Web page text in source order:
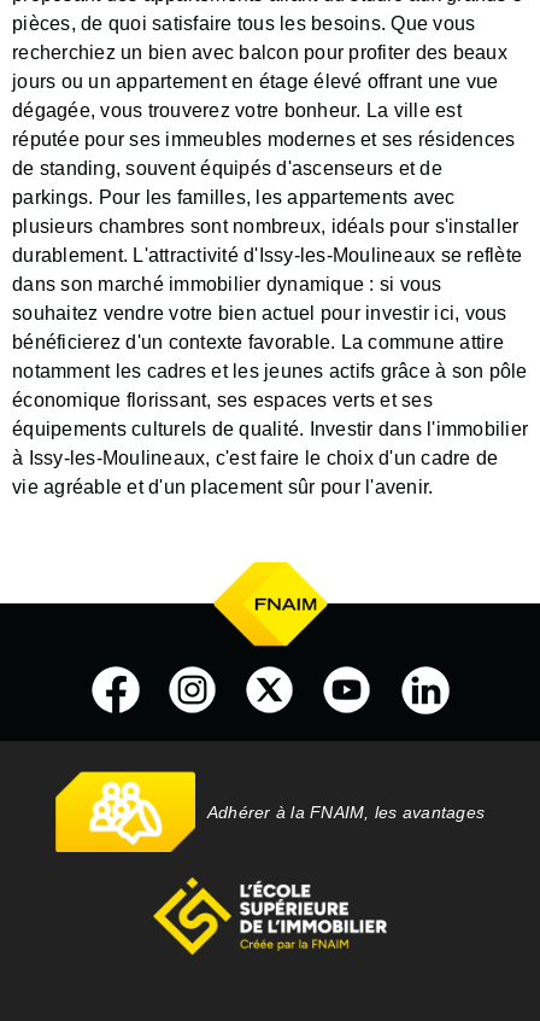
pièces, de quoi satisfaire tous les besoins. Que vous
recherchiez un bien avec balcon pour profiter des beaux
jours ou un appartement en étage élevé offrant une vue
dégagée, vous trouverez votre bonheur. La ville est
réputée pour ses immeubles modernes et ses résidences
de standing, souvent équipés d'ascenseurs et de
parkings. Pour les familles, les appartements avec
plusieurs chambres sont nombreux, idéals pour s'installer
durablement. L'attractivité d'Issy-les-Moulineaux se reflète
dans son marché immobilier dynamique : si vous
souhaitez vendre votre bien actuel pour investir ici, vous
bénéficierez d'un contexte favorable. La commune attire
notamment les cadres et les jeunes actifs grâce à son pôle
économique florissant, ses espaces verts et ses
équipements culturels de qualité. Investir dans l'immobilier
à Issy-les-Moulineaux, c'est faire le choix d'un cadre de
vie agréable et d'un placement sûr pour l'avenir.
Adhérer à la FNAIM, les avantages